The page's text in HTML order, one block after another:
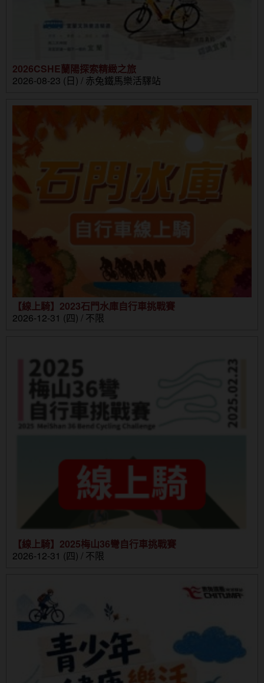
2026CSHE蘭陽探索精緻之旅
2026-08-23 (日) / 赤兔鐵馬樂活驛站
【線上騎】2023石門水庫自行車挑戰賽
2026-12-31 (四) / 不限
【線上騎】2025梅山36彎自行車挑戰賽
2026-12-31 (四) / 不限